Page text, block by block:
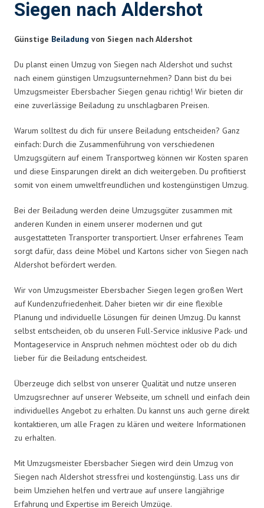
Siegen nach Aldershot
Günstige Beiladung von Siegen nach Aldershot
Du planst einen Umzug von Siegen nach Aldershot und suchst
nach einem günstigen Umzugsunternehmen? Dann bist du bei
Umzugsmeister Ebersbacher Siegen genau richtig! Wir bieten dir
eine zuverlässige Beiladung zu unschlagbaren Preisen.
Warum solltest du dich für unsere Beiladung entscheiden? Ganz
einfach: Durch die Zusammenführung von verschiedenen
Umzugsgütern auf einem Transportweg können wir Kosten sparen
und diese Einsparungen direkt an dich weitergeben. Du profitierst
somit von einem umweltfreundlichen und kostengünstigen Umzug.
Bei der Beiladung werden deine Umzugsgüter zusammen mit
anderen Kunden in einem unserer modernen und gut
ausgestatteten Transporter transportiert. Unser erfahrenes Team
sorgt dafür, dass deine Möbel und Kartons sicher von Siegen nach
Aldershot befördert werden.
Wir von Umzugsmeister Ebersbacher Siegen legen großen Wert
auf Kundenzufriedenheit. Daher bieten wir dir eine flexible
Planung und individuelle Lösungen für deinen Umzug. Du kannst
selbst entscheiden, ob du unseren Full-Service inklusive Pack- und
Montageservice in Anspruch nehmen möchtest oder ob du dich
lieber für die Beiladung entscheidest.
Überzeuge dich selbst von unserer Qualität und nutze unseren
Umzugsrechner auf unserer Webseite, um schnell und einfach dein
individuelles Angebot zu erhalten. Du kannst uns auch gerne direkt
kontaktieren, um alle Fragen zu klären und weitere Informationen
zu erhalten.
Mit Umzugsmeister Ebersbacher Siegen wird dein Umzug von
Siegen nach Aldershot stressfrei und kostengünstig. Lass uns dir
beim Umziehen helfen und vertraue auf unsere langjährige
Erfahrung und Expertise im Bereich Umzüge.